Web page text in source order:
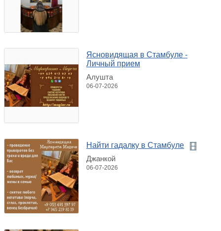
Ясновидящая в Стамбуле -
Личный прием
Алушта
06-07-2026
Найти гадалку в Стамбуле
Джанкой
06-07-2026